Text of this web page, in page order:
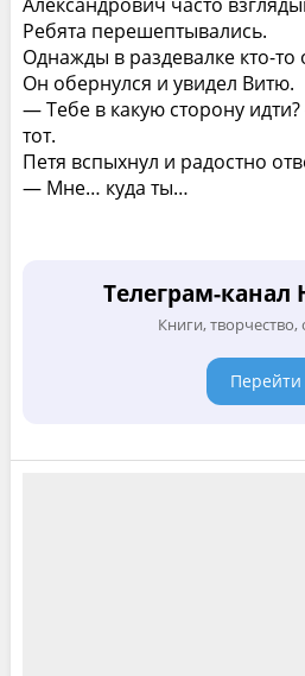
Ребята перешептывались.
Однажды в раздевалке кто-то
Он обернулся и увидел Витю.
— Тебе в какую сторону
тот.
Петя вспыхнул и радостно
— Мне… куда ты…
Телеграм-канал
Книги,
Перейти